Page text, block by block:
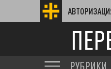
РУБРИКИ